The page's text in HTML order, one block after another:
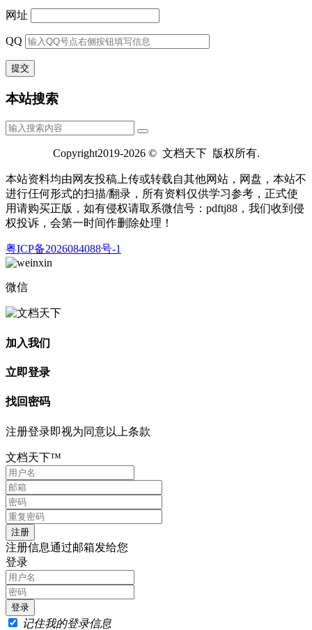
网址
QQ
本站搜索
Copyright2019-2026 © 文档天下 版权所有.
本站资料均由网友投稿上传或转载自其他网站，网盘，本站不
进行仼何形式的扫描/翻录，所有资料仅供学习参考，正式使
用请购买正版，如有侵权请取系微信号：pdftj88，我们收到侵
权投诉，会第一时间作删除处理！
粤ICP备2026084088号-1
微信
加入我们
立即登录
找回密码
注册登录即视为同意以上条款
文档天下™
注册信息通过邮箱发给您
登录
记住我的登录信息